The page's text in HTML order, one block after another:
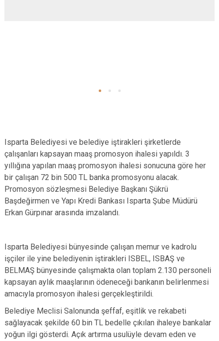
Isparta Belediyesi ve belediye iştirakleri şirketlerde
çalışanları kapsayan maaş promosyon ihalesi yapıldı. 3
yıllığına yapılan maaş promosyon ihalesi sonucuna göre her
bir çalışan 72 bin 500 TL banka promosyonu alacak.
Promosyon sözleşmesi Belediye Başkanı Şükrü
Başdeğirmen ve Yapı Kredi Bankası Isparta Şube Müdürü
Erkan Gürpınar arasında imzalandı.
Isparta Belediyesi bünyesinde çalışan memur ve kadrolu
işçiler ile yine belediyenin iştirakleri ISBEL, ISBAŞ ve
BELMAŞ bünyesinde çalışmakta olan toplam 2.130 personeli
kapsayan aylık maaşlarının ödeneceği bankanın belirlenmesi
amacıyla promosyon ihalesi gerçekleştirildi.
Belediye Meclisi Salonunda şeffaf, eşitlik ve rekabeti
sağlayacak şekilde 60 bin TL bedelle çıkılan ihaleye bankalar
yoğun ilgi gösterdi. Açık artırma usulüyle devam eden ve